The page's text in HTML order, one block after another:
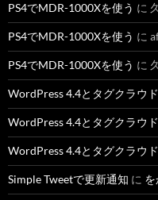
PS4でMDR-1000Xを使う に
PS4でMDR-1000Xを使う に
PS4でMDR-1000Xを使う に
WordPress 4.4とタグクラウド
WordPress 4.4とタグクラウド
WordPress 4.4とタグクラウド
Simple Tweetで更新通知 に を